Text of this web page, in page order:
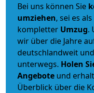
Bei uns können Sie
umziehen, sei es als
kompletter Umzug.
wir über die Jahre
deutschlandweit
unterwegs. Holen
Angebote und
Überblick über die